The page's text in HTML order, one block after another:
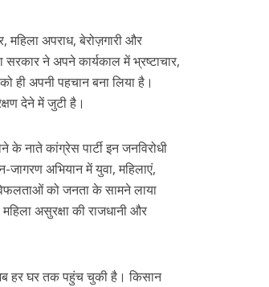
महिला अपराध, बेरोज़गारी और
ने अपने कार्यकाल में भ्रष्टाचार,
ही अपनी पहचान बना लिया है।
देने में जुटी है।
नाते कांग्रेस पार्टी इन जनविरोधी
जागरण अभियान में युवा, महिलाएं,
को जनता के सामने लाया
असुरक्षा की राजधानी और
हर घर तक पहुंच चुकी है। किसान